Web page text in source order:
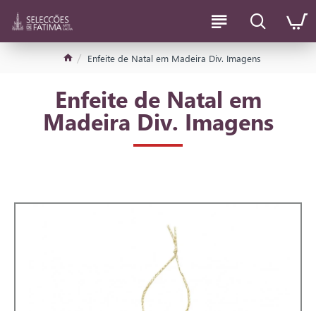
Enfeite de Natal em Madeira Div. Imagens
Enfeite de Natal em
Madeira Div. Imagens